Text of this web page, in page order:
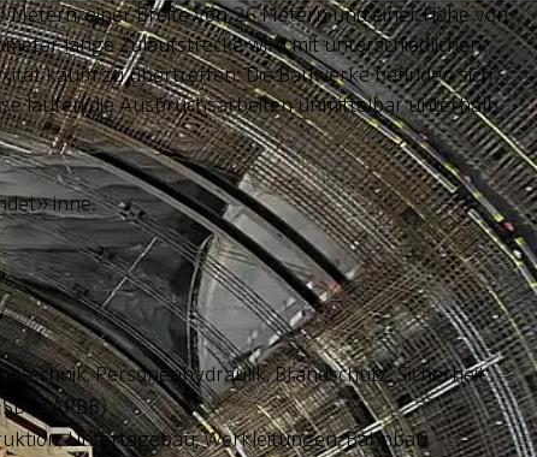
einer Breite von 26 Metern und einer Höhe von
lange Zulaufstrecke wird mit unterschiedlichen
kaum zu übertreffen: Die Bauwerke befinden sich
laufen die Ausbruchsarbeiten unmittelbar unterhalb
inne.
Personenhydraulik, Brandschutz, Sicherheit
(APBB)
Untertagebau, Werkleitungen, Bahnbau